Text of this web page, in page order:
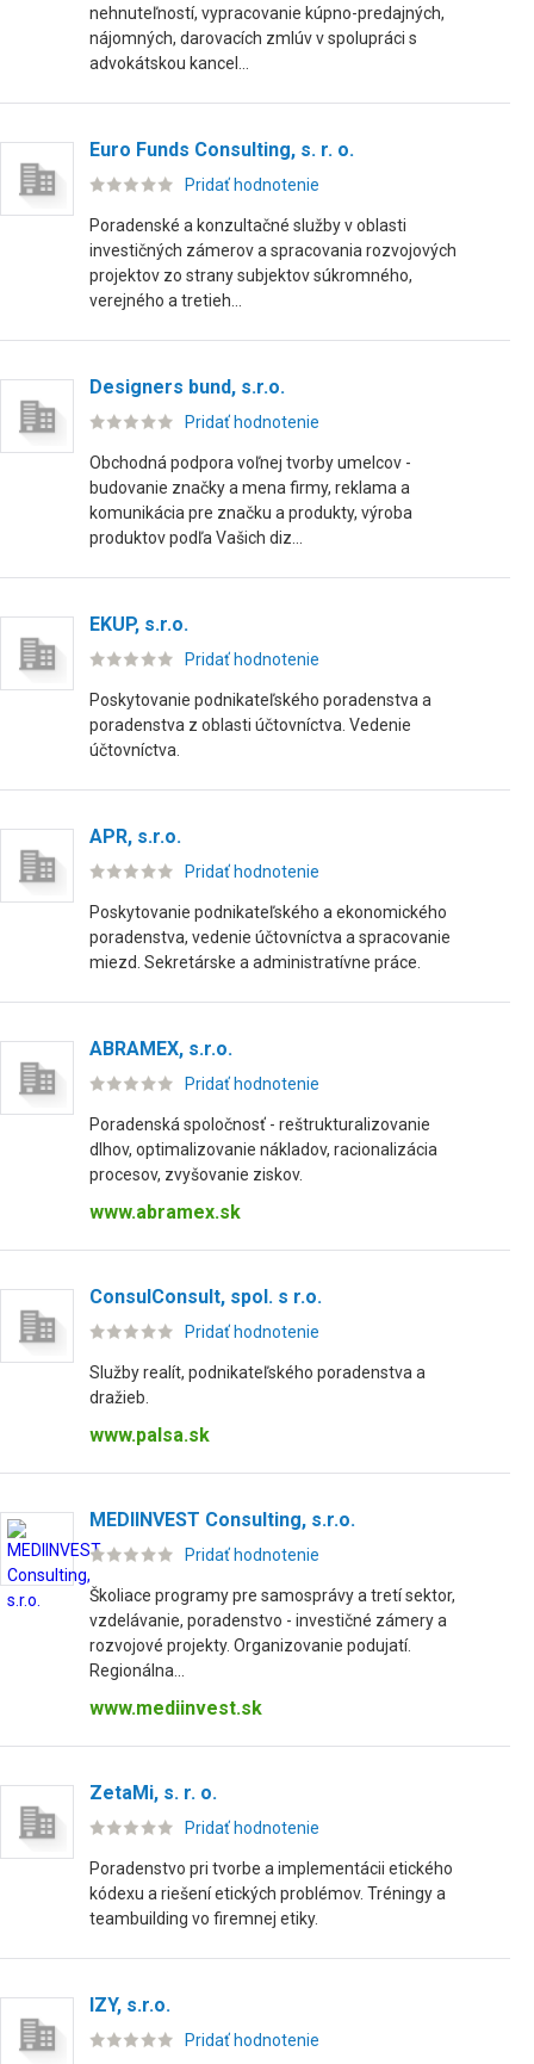
nehnuteľností, vypracovanie kúpno-predajných,
nájomných, darovacích zmlúv v spolupráci s
advokátskou kancel...
Euro Funds Consulting, s. r. o.
Pridať hodnotenie
Poradenské a konzultačné služby v oblasti
investičných zámerov a spracovania rozvojových
projektov zo strany subjektov súkromného,
verejného a tretieh...
Designers bund, s.r.o.
Pridať hodnotenie
Obchodná podpora voľnej tvorby umelcov -
budovanie značky a mena firmy, reklama a
komunikácia pre značku a produkty, výroba
produktov podľa Vašich diz...
EKUP, s.r.o.
Pridať hodnotenie
Poskytovanie podnikateľského poradenstva a
poradenstva z oblasti účtovníctva. Vedenie
účtovníctva.
APR, s.r.o.
Pridať hodnotenie
Poskytovanie podnikateľského a ekonomického
poradenstva, vedenie účtovníctva a spracovanie
miezd. Sekretárske a administratívne práce.
ABRAMEX, s.r.o.
Pridať hodnotenie
Poradenská spoločnosť - reštrukturalizovanie
dlhov, optimalizovanie nákladov, racionalizácia
procesov, zvyšovanie ziskov.
www.abramex.sk
ConsulConsult, spol. s r.o.
Pridať hodnotenie
Služby realít, podnikateľského poradenstva a
dražieb.
www.palsa.sk
MEDIINVEST Consulting, s.r.o.
Pridať hodnotenie
Školiace programy pre samosprávy a tretí sektor,
vzdelávanie, poradenstvo - investičné zámery a
rozvojové projekty. Organizovanie podujatí.
Regionálna...
www.mediinvest.sk
ZetaMi, s. r. o.
Pridať hodnotenie
Poradenstvo pri tvorbe a implementácii etického
kódexu a riešení etických problémov. Tréningy a
teambuilding vo firemnej etiky.
IZY, s.r.o.
Pridať hodnotenie